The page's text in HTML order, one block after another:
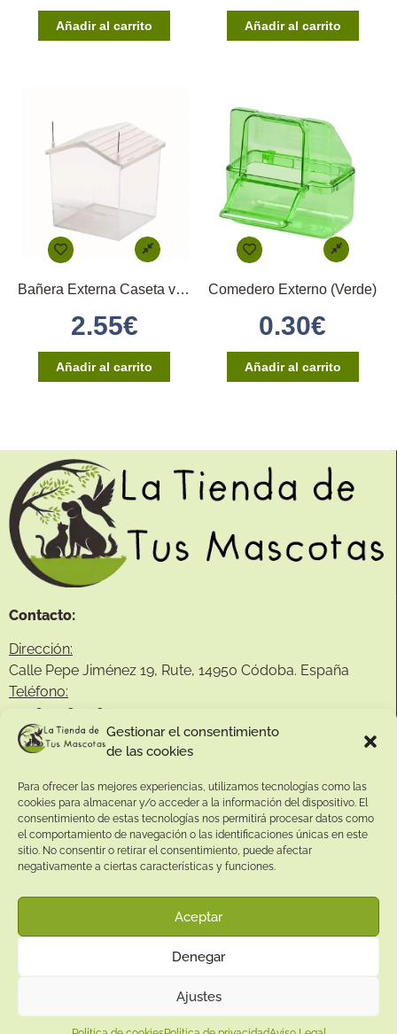
Gestionar el consentimiento
de las cookies
Para ofrecer las mejores experiencias, utilizamos tecnologías como las
cookies para almacenar y/o acceder a la información del dispositivo. El
consentimiento de estas tecnologías nos permitirá procesar datos como
el comportamiento de navegación o las identificaciones únicas en este
sitio. No consentir o retirar el consentimiento, puede afectar
negativamente a ciertas características y funciones.
Aceptar
Denegar
Ajustes
Añadir al carrito Añadir al carrito
Bañera Externa Caseta verde
2.55€
Añadir al carrito
Comedero Externo (Verde)
0.30€
Añadir al carrito
Contacto:
Dirección:
Calle Pepe Jiménez 19, Rute, 14950 Códoba. España
Teléfono:
641081328
Email:
info@ latiendadetusmascotas.com
Enlaces de interés:
Aviso Legal
Términos y condiciones
Política de devoluciones
Política de cookies